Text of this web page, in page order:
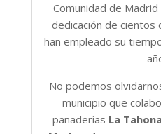
Comunidad de
dedicación de cientos
han empleado su
No podemos
municipio que
panaderías La